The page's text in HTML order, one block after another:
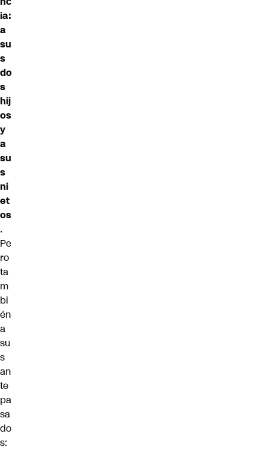
ia:
a
su
s
do
s
hij
os
y
a
su
s
ni
et
os
.
Pe
ro
ta
m
bi
én
a
su
s
an
te
pa
sa
do
s: